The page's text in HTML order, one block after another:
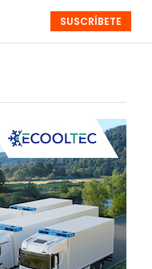
EVENTOS
SUSCRÍBETE